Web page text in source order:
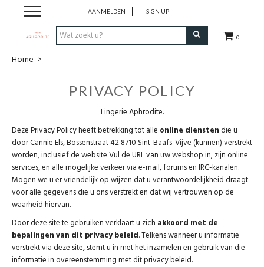
0
AANMELDEN SIGN UP
Home
Merken
Cadeaubon
Contact
Login
Home >
PRIVACY POLICY
Lingerie Aphrodite.
Deze Privacy Policy heeft betrekking tot alle online diensten die u
door Cannie Els, Bossenstraat 42 8710 Sint-Baafs-Vijve (kunnen) verstrekt
worden, inclusief de website Vul de URL van uw webshop in, zijn online
services, en alle mogelijke verkeer via e-mail, forums en IRC-kanalen.
Mogen we u er vriendelijk op wijzen dat u verantwoordelijkheid draagt
voor alle gegevens die u ons verstrekt en dat wij vertrouwen op de
waarheid hiervan.
Door deze site te gebruiken verklaart u zich akkoord met de
bepalingen van dit privacy beleid. Telkens wanneer u informatie
verstrekt via deze site, stemt u in met het inzamelen en gebruik van die
informatie in overeenstemming met dit privacy beleid.